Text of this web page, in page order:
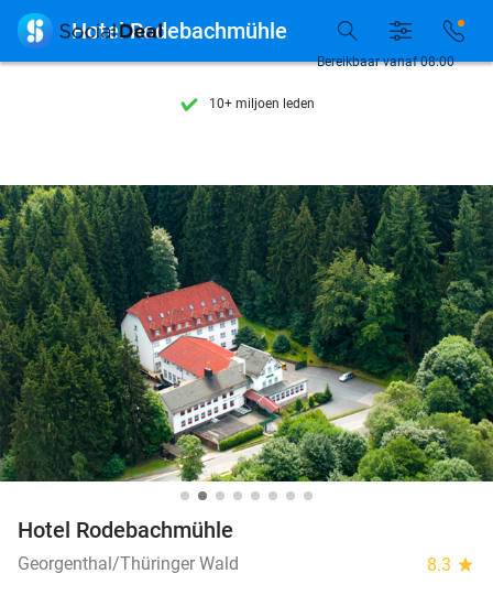
7 dagen per week beschikbaar
10+ miljoen leden
7 dagen per week beschikbaar
10+ miljoen leden
Bereikbaar vanaf 08:00
 Hotel Rodebachmühle
Hotel Rodebachmühle
Georgenthal/Thüringer Wald 8.3 star